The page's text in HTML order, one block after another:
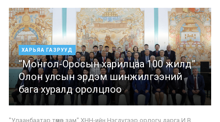
ХАРЬЯА ГАЗРУУД
“Монгол-Оросын харилцаа 100 жилд”
Олон улсын эрдэм шинжилгээний
бага хуралд оролцлоо
"Улаанбаатар төмөр зам" ХНН-ийн Нэгдүгээр орлогч дарга И.В